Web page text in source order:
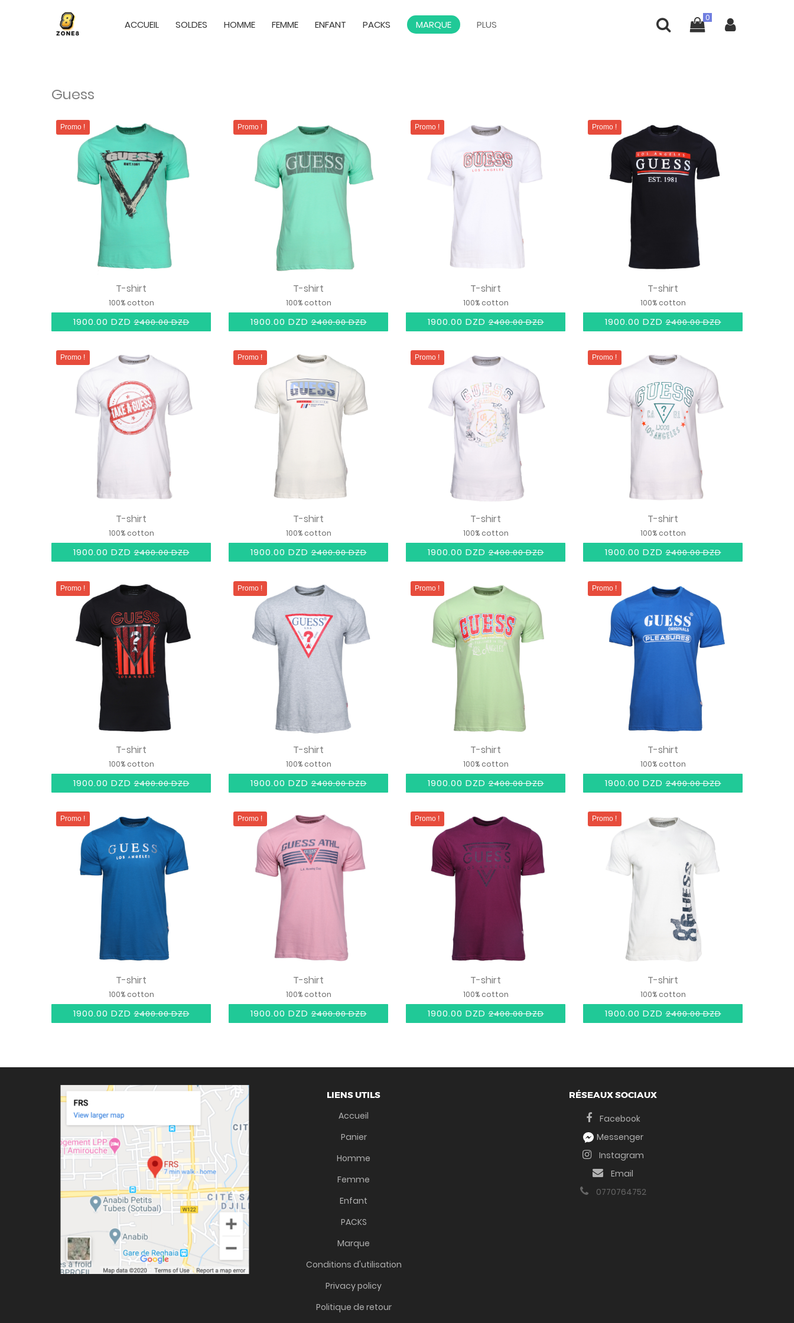
ACCUEIL SOLDES HOMME FEMME ENFANT PACKS MARQUE PLUS
Guess
Promo !
T-shirt
100% cotton
1900.00 DZD2400.00 DZD
Promo !
T-shirt
100% cotton
1900.00 DZD2400.00 DZD
Promo !
T-shirt
100% cotton
1900.00 DZD2400.00 DZD
Promo !
T-shirt
100% cotton
1900.00 DZD2400.00 DZD
Promo !
T-shirt
100% cotton
1900.00 DZD2400.00 DZD
Promo !
T-shirt
100% cotton
1900.00 DZD2400.00 DZD
Promo !
T-shirt
100% cotton
1900.00 DZD2400.00 DZD
Promo !
T-shirt
100% cotton
1900.00 DZD2400.00 DZD
Promo !
T-shirt
100% cotton
1900.00 DZD2400.00 DZD
Promo !
T-shirt
100% cotton
1900.00 DZD2400.00 DZD
Promo !
T-shirt
100% cotton
1900.00 DZD2400.00 DZD
Promo !
T-shirt
100% cotton
1900.00 DZD2400.00 DZD
Promo !
T-shirt
100% cotton
1900.00 DZD2400.00 DZD
Promo !
T-shirt
100% cotton
1900.00 DZD2400.00 DZD
Promo !
T-shirt
100% cotton
1900.00 DZD2400.00 DZD
Promo !
T-shirt
100% cotton
1900.00 DZD2400.00 DZD
LIENS UTILS
Accueil
Panier
Homme
Femme
Enfant
PACKS
Marque
Conditions d'utilisation
Privacy policy
Politique de retour
RÉSEAUX SOCIAUX
Facebook
Messenger
Instagram
Email
0770764752